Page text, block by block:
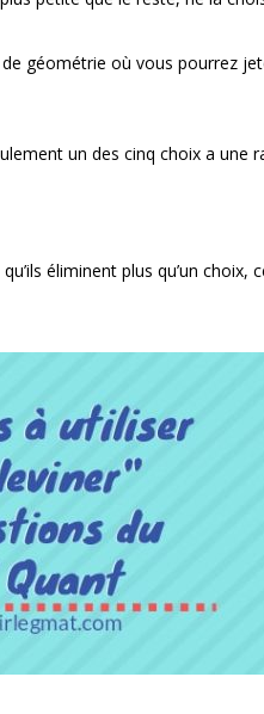
géométrie où vous pourrez
un des cinq choix a une
éliminent plus qu’un choix,